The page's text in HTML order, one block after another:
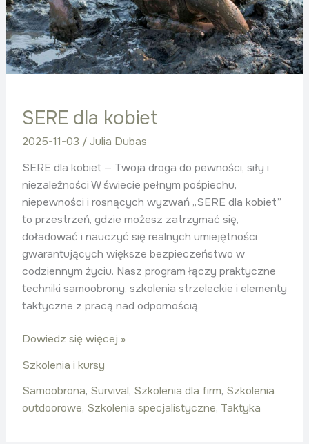
SERE dla kobiet
2025-11-03 / Julia Dubas
SERE dla kobiet — Twoja droga do pewności, siły i
niezależności W świecie pełnym pośpiechu,
niepewności i rosnących wyzwań „SERE dla kobiet”
to przestrzeń, gdzie możesz zatrzymać się,
doładować i nauczyć się realnych umiejętności
gwarantujących większe bezpieczeństwo w
codziennym życiu. Nasz program łączy praktyczne
techniki samoobrony, szkolenia strzeleckie i elementy
taktyczne z pracą nad odpornością
Dowiedz się więcej »
Szkolenia i kursy
Samoobrona, Survival, Szkolenia dla firm, Szkolenia
outdoorowe, Szkolenia specjalistyczne, Taktyka